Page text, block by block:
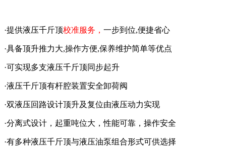
·提供液压千斤顶校准服务， 一步到位,便捷省心
·具备顶升推力大,操作方便,保养维护简单等优点
·可实现多支液压千斤顶同步起升
·液压千斤顶有杆腔装置安全卸荷阀
·双液压回路设计顶升及复位由液压动力实现
·分离式设计，起重吨位大，性能可靠，操作安全
·有多种液压千斤顶与液压油泵组合形式可供选择